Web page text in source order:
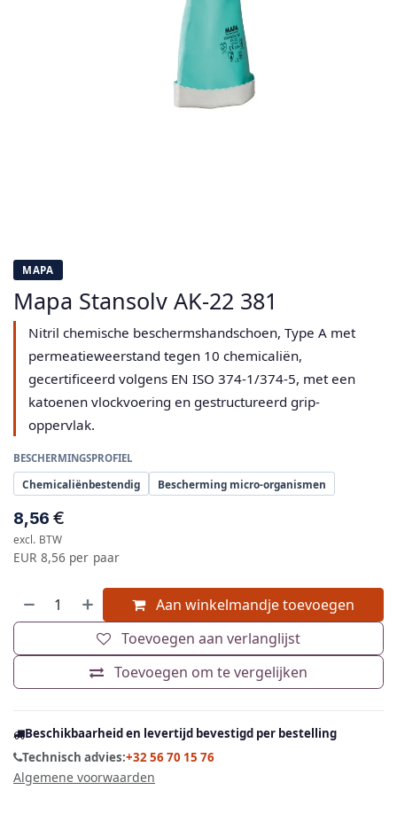
MAPA
Mapa Stansolv AK-22 381
Nitril chemische beschermshandschoen, Type A met
permeatieweerstand tegen 10 chemicaliën,
gecertificeerd volgens EN ISO 374-1/374-5, met een
katoenen vlockvoering en gestructureerd grip-
oppervlak.
BESCHERMINGSPROFIEL
Chemicaliënbestendig Bescherming micro-organismen
8,56 €
excl. BTW
EUR 8,56 per paar
Aan winkelmandje toevoegen
Toevoegen om te vergelijken
Toevoegen aan verlanglijst
Beschikbaarheid en levertijd bevestigd per bestelling
Technisch advies:+32 56 70 15 76
Algemene voorwaarden